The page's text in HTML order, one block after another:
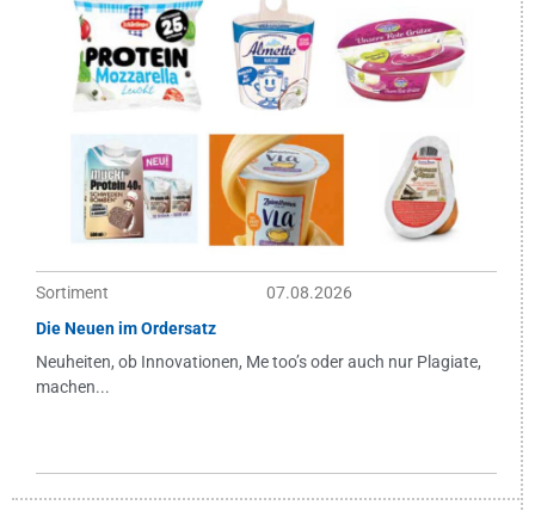
Sortiment
07.08.2026
Die Neuen im Ordersatz
Neuheiten, ob Innovationen, Me too’s oder auch nur Plagiate,
machen...